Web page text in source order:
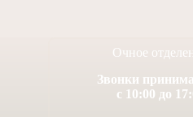
Очное
Звонки
с 10:00 до